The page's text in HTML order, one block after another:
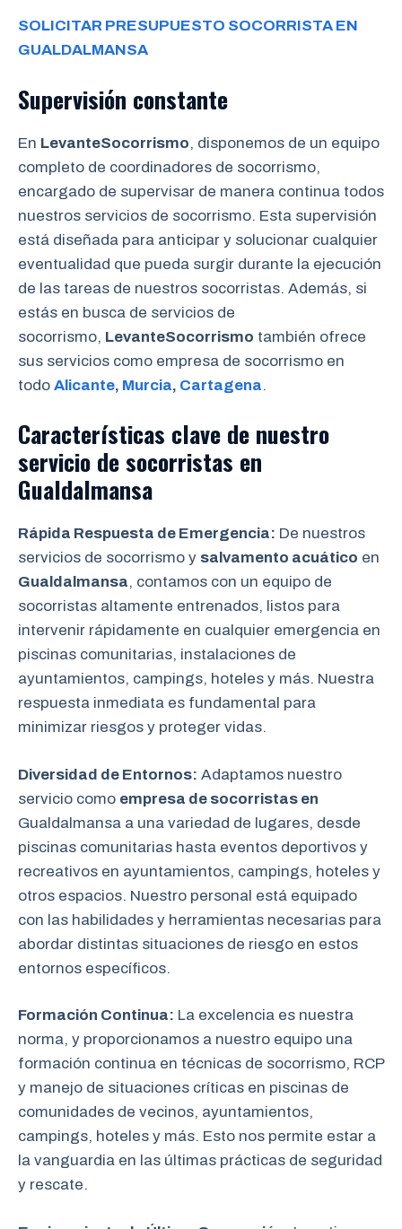
SOLICITAR PRESUPUESTO SOCORRISTA EN
GUALDALMANSA
Supervisión constante
En LevanteSocorrismo, disponemos de un equipo
completo de coordinadores de socorrismo,
encargado de supervisar de manera continua todos
nuestros servicios de socorrismo. Esta supervisión
está diseñada para anticipar y solucionar cualquier
eventualidad que pueda surgir durante la ejecución
de las tareas de nuestros socorristas. Además, si
estás en busca de servicios de
socorrismo, LevanteSocorrismo también ofrece
sus servicios como empresa de socorrismo en
todo Alicante, Murcia, Cartagena.
Características clave de nuestro
servicio de socorristas en
Gualdalmansa
Rápida Respuesta de Emergencia: De nuestros
servicios de socorrismo y salvamento acuático en
Gualdalmansa, contamos con un equipo de
socorristas altamente entrenados, listos para
intervenir rápidamente en cualquier emergencia en
piscinas comunitarias, instalaciones de
ayuntamientos, campings, hoteles y más. Nuestra
respuesta inmediata es fundamental para
minimizar riesgos y proteger vidas.
Diversidad de Entornos: Adaptamos nuestro
servicio como empresa de socorristas en
Gualdalmansa a una variedad de lugares, desde
piscinas comunitarias hasta eventos deportivos y
recreativos en ayuntamientos, campings, hoteles y
otros espacios. Nuestro personal está equipado
con las habilidades y herramientas necesarias para
abordar distintas situaciones de riesgo en estos
entornos específicos.
Formación Continua: La excelencia es nuestra
norma, y proporcionamos a nuestro equipo una
formación continua en técnicas de socorrismo, RCP
y manejo de situaciones críticas en piscinas de
comunidades de vecinos, ayuntamientos,
campings, hoteles y más. Esto nos permite estar a
la vanguardia en las últimas prácticas de seguridad
y rescate.